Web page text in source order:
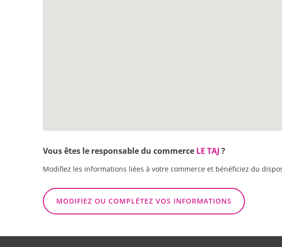
Vous êtes le responsable du commerce LE TAJ ?
Modifiez les informations liées à votre commerce et bénéficiez du
MODIFIEZ OU COMPLÉTEZ VOS INFORMATIONS